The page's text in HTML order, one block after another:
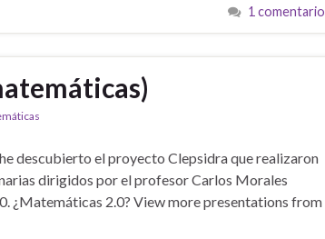
1 comentario
descubierto el proyecto Clepsidra que realizaron
dirigidos por el profesor Carlos Morales
¿Matemáticas 2.0? View more presentations from